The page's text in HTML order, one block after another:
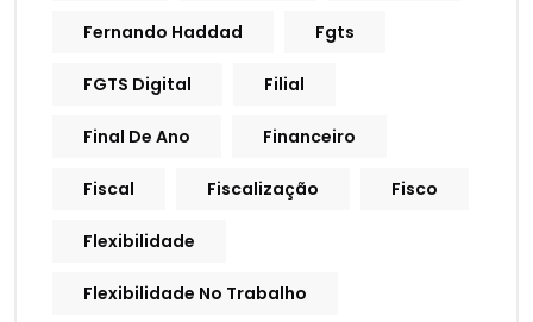
Fernando Haddad Fgts
FGTS Digital Filial
Final De Ano Financeiro
Fiscal Fiscalização Fisco
Flexibilidade
Flexibilidade No Trabalho